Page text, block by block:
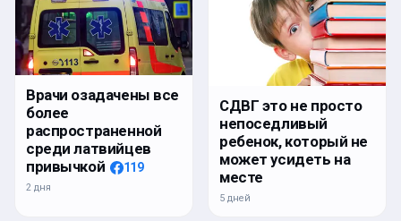
Врачи озадачены все
более
распространенной
среди латвийцев
привычкой
119
2 дня
СДВГ это не просто
непоседливый
ребенок, который не
может усидеть на
месте
5 дней